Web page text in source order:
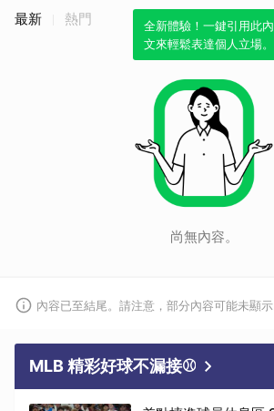
全新體驗！一鍵引用此
文來輕鬆表達個人立場。
最新 熱門
尚無內容。
內容已至結尾。請注意，部分內容可能未顯示
MLB 精彩好球不漏接⚾